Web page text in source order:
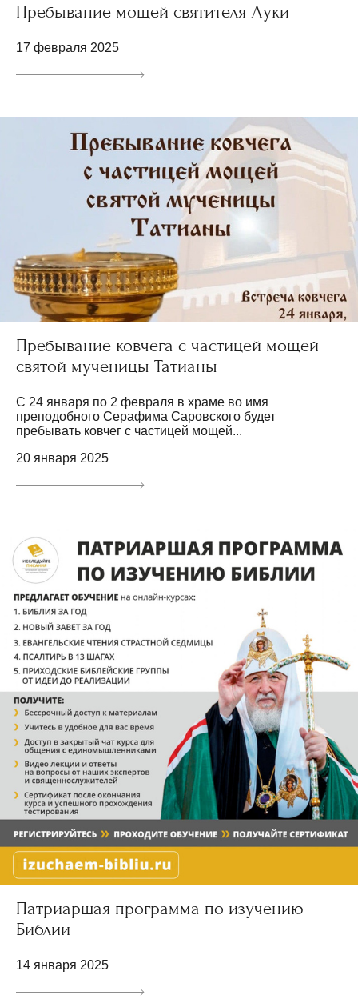
Пребывание мощей святителя Луки
17 февраля 2025
Пребывание ковчега с частицей мощей
святой мученицы Татианы
С 24 января по 2 февраля в храме во имя
преподобного Серафима Саровского будет
пребывать ковчег с частицей мощей...
20 января 2025
Патриаршая программа по изучению
Библии
14 января 2025